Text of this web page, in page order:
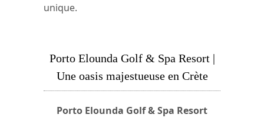
unique.
Porto Elounda Golf & Spa Resort |
Une oasis majestueuse en Crète
Porto Elounda Golf & Spa Resort